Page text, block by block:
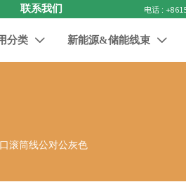
联系我们
分类  新能源&储能线束 
滚筒线公对公灰色